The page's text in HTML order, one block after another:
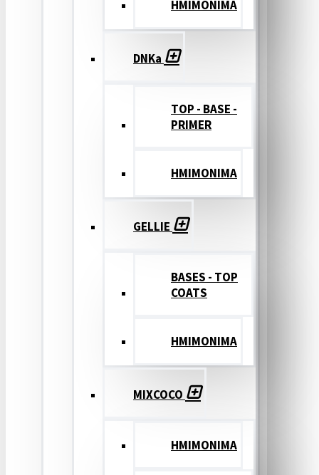
ΗΜΙΜΟΝΙΜΑ
DNKa
TOP - BASE -
PRIMER
ΗΜΙΜΟΝΙΜΑ
GELLIE
BASES - TOP
COATS
ΗΜΙΜΟΝΙΜΑ
MIXCOCO
HMIMONIMA